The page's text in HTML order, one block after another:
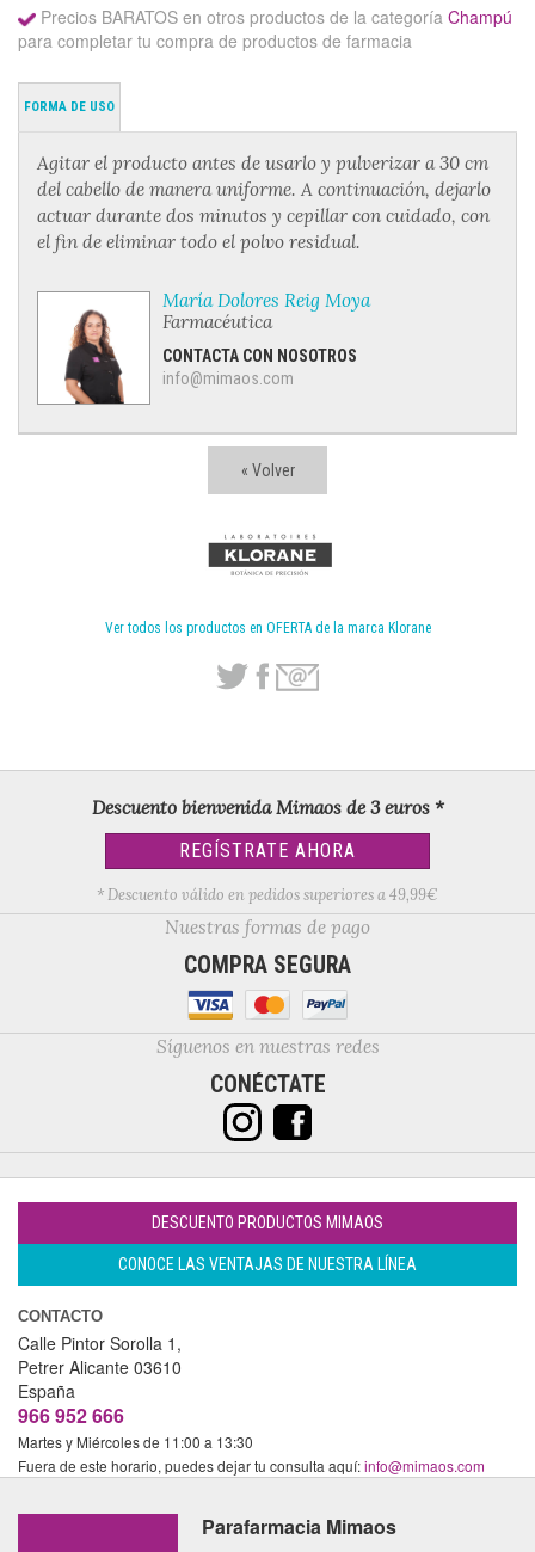
« Volver
Ver todos los productos en OFERTA de la marca Klorane
Precios BARATOS en otros productos de la categoría Champú
para completar tu compra de productos de farmacia
FORMA DE USO
Agitar el producto antes de usarlo y pulverizar a 30 cm
del cabello de manera uniforme. A continuación, dejarlo
actuar durante dos minutos y cepillar con cuidado, con
el fin de eliminar todo el polvo residual.
María Dolores Reig Moya
Farmacéutica
CONTACTA CON NOSOTROS
info@mimaos.com
Descuento bienvenida Mimaos de 3 euros *
REGÍSTRATE AHORA
* Descuento válido en pedidos superiores a 49,99€
Nuestras formas de pago
COMPRA SEGURA
Síguenos en nuestras redes
CONÉCTATE
DESCUENTO PRODUCTOS MIMAOS
CONOCE LAS VENTAJAS DE NUESTRA LÍNEA
CONTACTO
Calle Pintor Sorolla 1,
Petrer Alicante 03610
España
966 952 666
Martes y Miércoles de 11:00 a 13:30
Fuera de este horario, puedes dejar tu consulta aquí:info@mimaos.com
Parafarmacia Mimaos